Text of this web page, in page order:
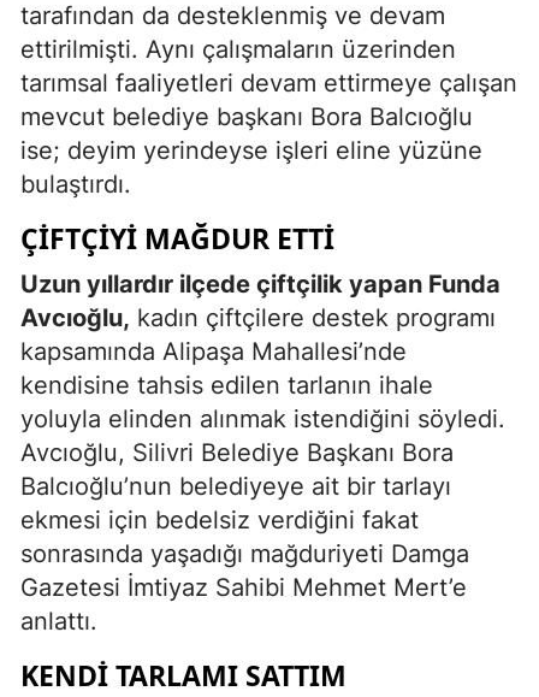
tarafından da desteklenmiş ve devam
ettirilmişti. Aynı çalışmaların üzerinden
tarımsal faaliyetleri devam ettirmeye çalışan
mevcut belediye başkanı Bora Balcıoğlu
ise; deyim yerindeyse işleri eline yüzüne
bulaştırdı.
ÇIFTÇIYI MAĞDUR ETTI
Uzun yıllardır ilçede çiftçilik yapan Funda
Avcıoğlu, kadın çiftçilere destek programı
kapsamında Alipaşa Mahallesi’nde
kendisine tahsis edilen tarlanın ihale
yoluyla elinden alınmak istendiğini söyledi.
Avcıoğlu, Silivri Belediye Başkanı Bora
Balcıoğlu’nun belediyeye ait bir tarlayı
ekmesi için bedelsiz verdiğini fakat
sonrasında yaşadığı mağduriyeti Damga
Gazetesi İmtiyaz Sahibi Mehmet Mert’e
anlattı.
KENDI TARLAMI SATTIM